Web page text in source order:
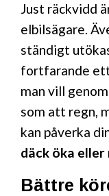
Just räckvidd
elbilsägare.
ständigt
fortfarande
man vill
som att regn,
kan påverka
däck öka eller
Bättre